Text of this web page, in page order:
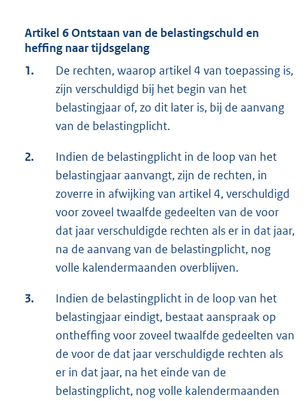
Artikel 6 Ontstaan van de belastingschuld en
heffing naar tijdsgelang
1.
De rechten, waarop artikel 4 van toepassing is,
zijn verschuldigd bij het begin van het
belastingjaar of, zo dit later is, bij de aanvang
van de belastingplicht.
2.
Indien de belastingplicht in de loop van het
belastingjaar aanvangt, zijn de rechten, in
zoverre in afwijking van artikel 4, verschuldigd
voor zoveel twaalfde gedeelten van de voor
dat jaar verschuldigde rechten als er in dat jaar,
na de aanvang van de belastingplicht, nog
volle kalendermaanden overblijven.
3.
Indien de belastingplicht in de loop van het
belastingjaar eindigt, bestaat aanspraak op
ontheffing voor zoveel twaalfde gedeelten van
de voor de dat jaar verschuldigde rechten als
er in dat jaar, na het einde van de
belastingplicht, nog volle kalendermaanden